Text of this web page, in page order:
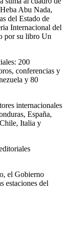
Abu Nada,
del Estado de
Internacional del
por su libro Un
200
conferencias y
y 80
internacionales
España,
Italia y
el Gobierno
estaciones del